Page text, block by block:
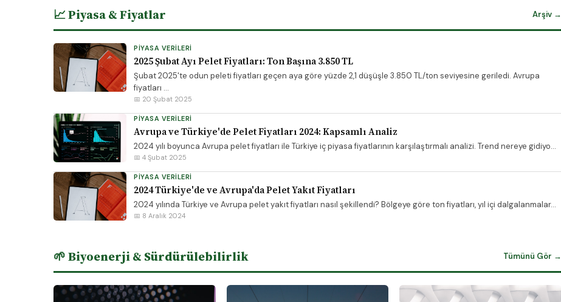
📈 Piyasa & Fiyatlar Arşiv →
PIYASA VERILERI
2025 Şubat Ayı Pelet Fiyatları: Ton Başına 3.850 TL
Şubat 2025'te odun peleti fiyatları geçen aya göre yüzde 2,1 düşüşle 3.850 TL/ton seviyesine geriledi. Avrupa
fiyatları ...
📅 20 Şubat 2025
PIYASA VERILERI
Avrupa ve Türkiye'de Pelet Fiyatları 2024: Kapsamlı Analiz
2024 yılı boyunca Avrupa pelet fiyatları ile Türkiye iç piyasa fiyatlarının karşılaştırmalı analizi. Trend nereye gidiyo...
📅 4 Şubat 2025
PIYASA VERILERI
2024 Türkiye'de ve Avrupa'da Pelet Yakıt Fiyatları
2024 yılında Türkiye ve Avrupa pelet yakıt fiyatları nasıl şekillendi? Bölgeye göre ton fiyatları, yıl içi dalgalanmalar...
📅 8 Aralık 2024
🌱 Biyoenerji & Sürdürülebilirlik Tümünü Gör →